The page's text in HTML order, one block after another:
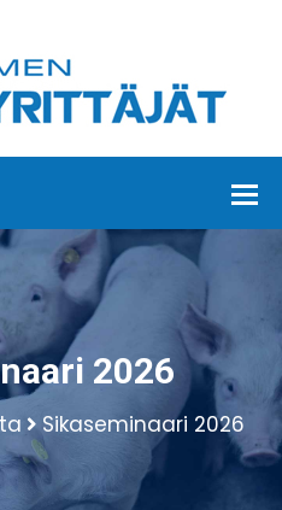
2026
Sikaseminaari 2026